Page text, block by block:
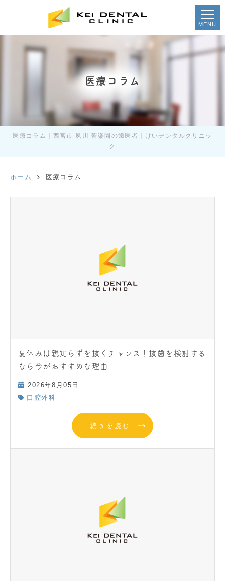
MENU
医療コラム
医療コラム｜西宮市 夙川 苦楽園の歯医者｜けいデンタルクリニッ
ク
ホーム 医療コラム
夏休みは親知らずを抜くチャンス！抜歯を検討する
なら今がおすすめな理由
2026年8月05日
口腔外科
続きを読む